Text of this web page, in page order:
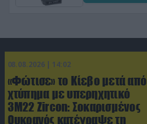
08.08.2026 | 14:02
«Φώτισε» το Κίεβο μετά από
χτύπημα με υπερηχητικό
3M22 Zircon: Σοκαρισμένος
Ουκρανός κατέγραψε τη